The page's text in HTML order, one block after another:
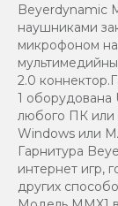
Beyerdynamic
наушниками
микрофоном
2.0
1 оборудована
любого ПК или
Windows или
Гарнитура
интернет игр,
других